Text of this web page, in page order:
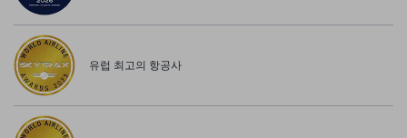
유럽 최고의 항공사